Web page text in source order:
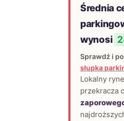
Średnia
wynosi
Sprawdź i
słupka
Lokalny
przekracza